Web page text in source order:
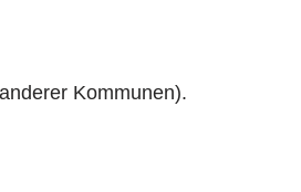
Kommunen).